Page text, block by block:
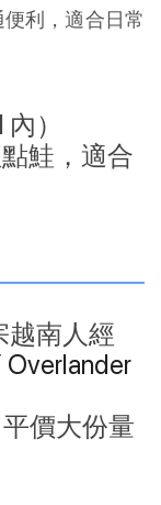
利，適合日常
）
鮭，適合
越南人經
Overlander
價大份量